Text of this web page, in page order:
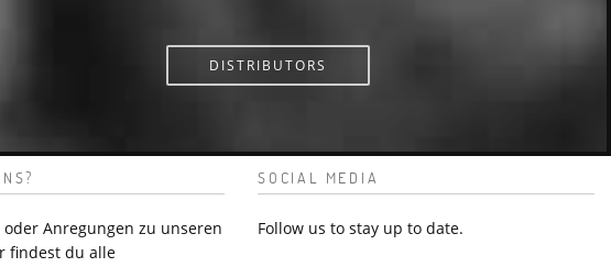
DISTRIBUTORS
oder Anregungen zu unseren
findest du alle
SOCIAL MEDIA
Follow us to stay up to date.